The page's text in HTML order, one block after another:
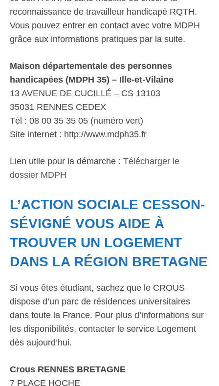
reconnaissance de travailleur handicapé RQTH.
Vous pouvez entrer en contact avec votre MDPH
grâce aux informations pratiques par la suite.
Maison départementale des personnes
handicapées (MDPH 35) – Ille-et-Vilaine
13 AVENUE DE CUCILLÉ – CS 13103
35031 RENNES CEDEX
Tél : 08 00 35 35 05 (numéro vert)
Site internet : http://www.mdph35.fr
Lien utile pour la démarche : Télécharger le
dossier MDPH
L’ACTION SOCIALE CESSON-
SÉVIGNÉ VOUS AIDE À
TROUVER UN LOGEMENT
DANS LA RÉGION BRETAGNE
Si vous êtes étudiant, sachez que le CROUS
dispose d’un parc de résidences universitaires
dans toute la France. Pour plus d’informations sur
les disponibilités, contacter le service Logement
dès aujourd’hui.
Crous RENNES BRETAGNE
7 PLACE HOCHE